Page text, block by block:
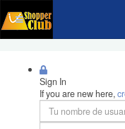
Sign In
If you are new here,